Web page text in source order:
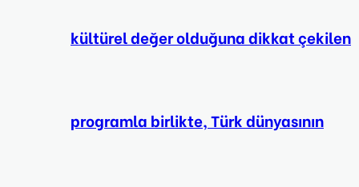
kültürel değer olduğuna dikkat çekilen
programla birlikte, Türk dünyasının